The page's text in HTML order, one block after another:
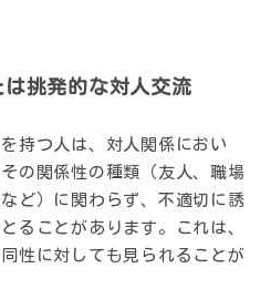
挑発的な対人交流
持つ人は、対人関係におい
の関係性の種類（友人、職場
ど）に関わらず、不適切に誘
ることがあります。これは、
性に対しても見られることが